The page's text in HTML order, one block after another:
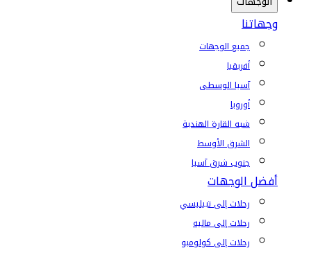
وجهاتنا
جميع الوجهات
أفريقيا
آسيا الوسطى
أوروبا
شبه القارة الهندية
الشرق الأوسط
جنوب شرق آسيا
أفضل الوجهات
رحلات إلى تبيليسي
رحلات إلى ماليه
رحلات إلى كولومبو